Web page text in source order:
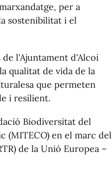
per a
sostenibilitat i el
l'Ajuntament d'Alcoi
qualitat de vida de la
que permeten
i resilient.
Biodiversitat del
(MITECO) en el marc del
de la Unió Europea –